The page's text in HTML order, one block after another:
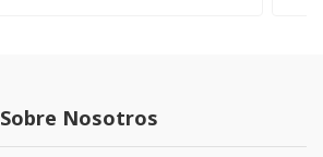
Sobre Nosotros